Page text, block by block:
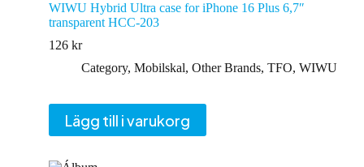
WIWU Hybrid Ultra case for iPhone 16 Plus 6,7″
transparent HCC-203
126 kr
Category, Mobilskal, Other Brands, TFO, WIWU
Lägg till i varukorg